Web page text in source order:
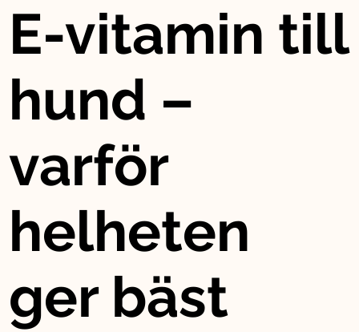
E-vitamin till
hund –
varför
helheten
ger bäst